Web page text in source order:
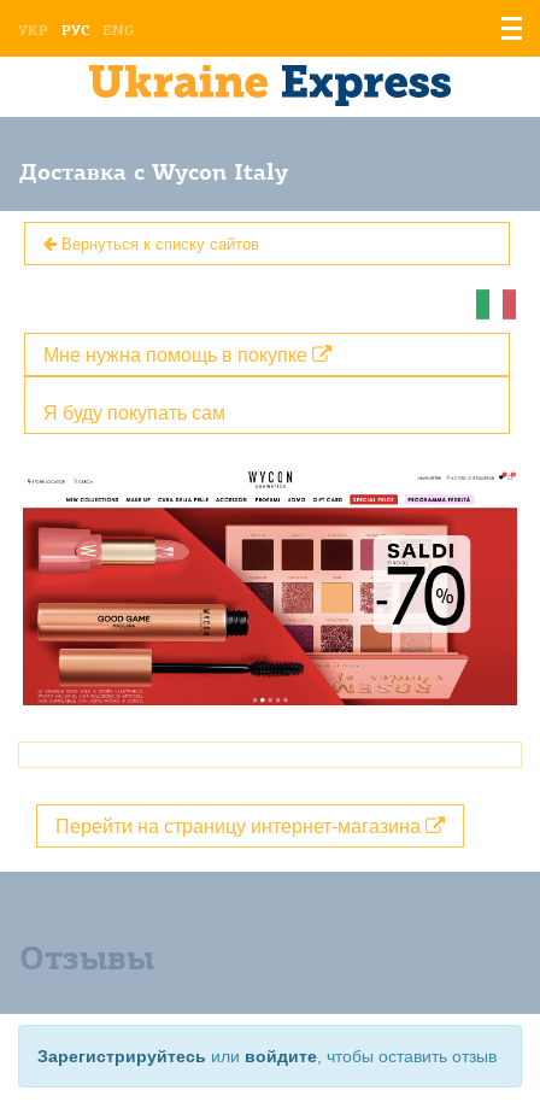
УКР РУС ENG
Доставка с Wycon Italy
Вернуться к списку сайтов
Я буду покупать сам
Мне нужна помощь в покупке
Перейти на страницу интернет-магазина
Отзывы
Зарегистрируйтесь или войдите , чтобы оставить отзыв